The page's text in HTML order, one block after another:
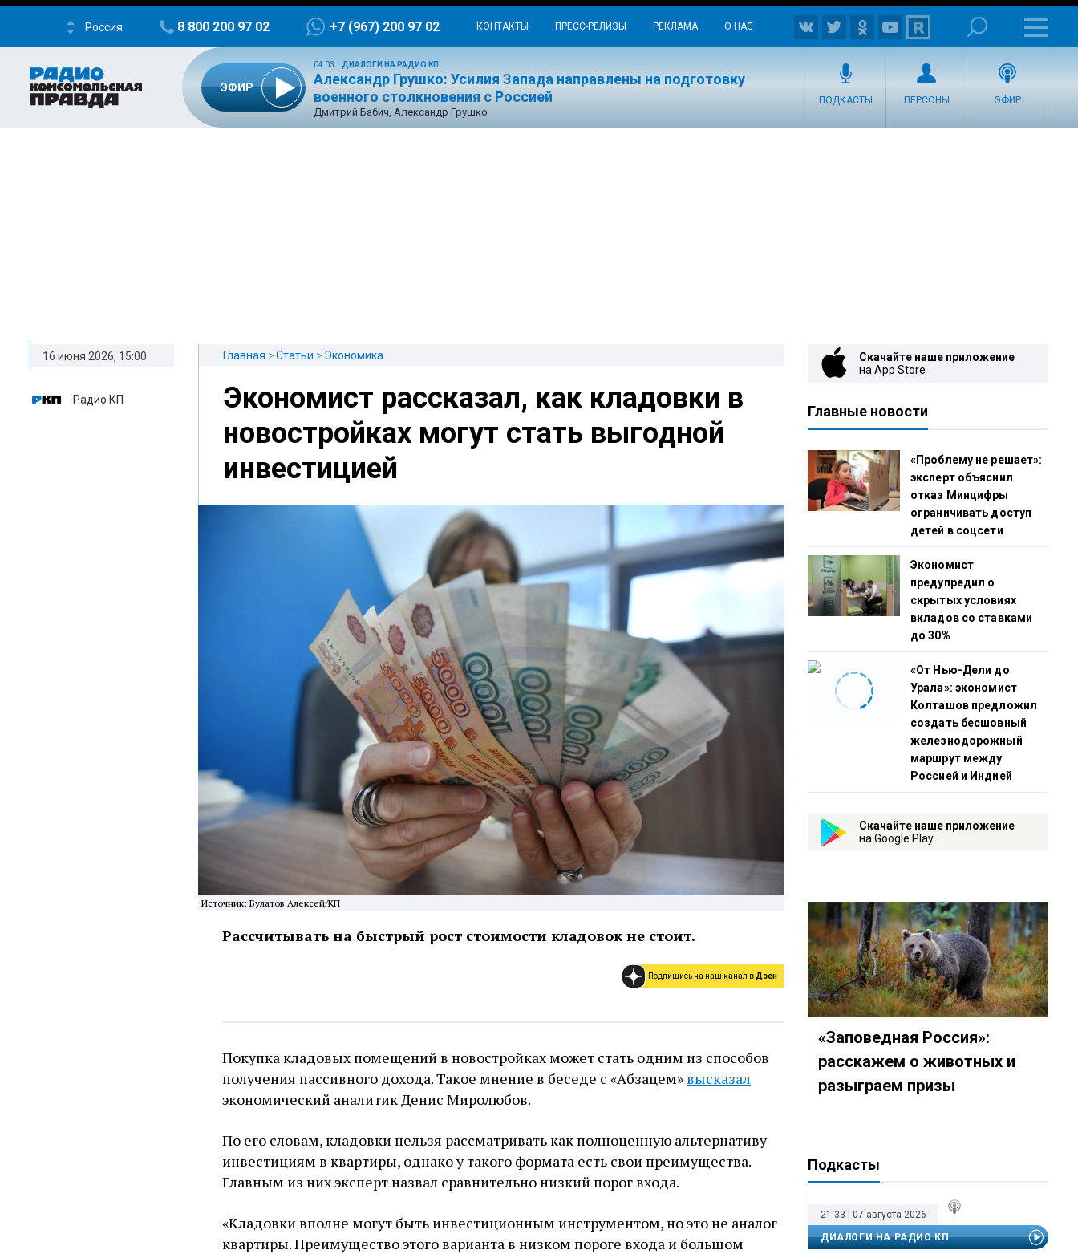
Россия 8 800 200 97 02 +7 (967) 200 97 02 КОНТАКТЫ ПРЕСС-РЕЛИЗЫ РЕКЛАМА О НАС
ЭФИР
04:03 ДИАЛОГИ НА РАДИО КП
Александр Грушко: Усилия Запада направлены на подготовку
военного столкновения с Россией
Дмитрий Бабич, Александр Грушко
ПОДКАСТЫ ПЕРСОНЫ ЭФИР
Главная Статьи Экономика
Экономист рассказал, как кладовки в
новостройках могут стать выгодной
инвестицией
Источник: Булатов Алексей/КП
Рассчитывать на быстрый рост стоимости кладовок не стоит.
Подпишись на наш канал вДзен
Покупка кладовых помещений в новостройках может стать одним из способов
получения пассивного дохода. Такое мнение в беседе с «Абзацем»высказал
экономический аналитик Денис Миролюбов.
По его словам, кладовки нельзя рассматривать как полноценную альтернативу
инвестициям в квартиры, однако у такого формата есть свои преимущества.
Главным из них эксперт назвал сравнительно низкий порог входа.
«Кладовки вполне могут быть инвестиционным инструментом, но это не аналог
квартиры. Преимущество этого варианта в низком пороге входа и большом
16 июня 2026, 15:00
Радио КП
Скачайте наше приложение
на App Store
Главные новости
«Проблему не решает»:
эксперт объяснил
отказ Минцифры
ограничивать доступ
детей в соцсети
Экономист
предупредил о
скрытых условиях
вкладов со ставками
до 30%
«От Нью-Дели до
Урала»: экономист
Колташов предложил
создать бесшовный
железнодорожный
маршрут между
Россией и Индией
Скачайте наше приложение
на Google Play
«Заповедная Россия»:
расскажем о животных и
разыграем призы
Подкасты
21:33 | 07 августа 2026
ДИАЛОГИ НА РАДИО КП